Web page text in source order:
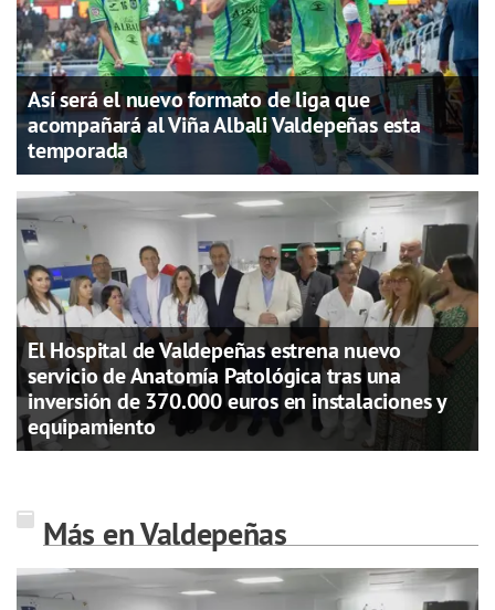
Así será el nuevo formato de liga que
acompañará al Viña Albali Valdepeñas esta
temporada
El Hospital de Valdepeñas estrena nuevo
servicio de Anatomía Patológica tras una
inversión de 370.000 euros en instalaciones y
equipamiento
Más en Valdepeñas